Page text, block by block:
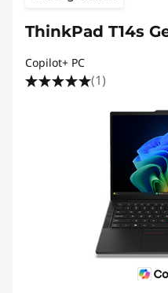
ThinkPad T14s
Copilot+ PC
(1)